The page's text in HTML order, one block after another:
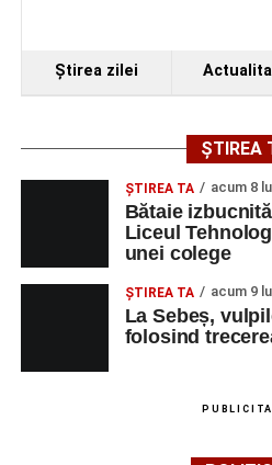
LACATUS
MECANIC
BOSFOR DONER
AJUTOR
BUCATAR
SAVINI DUE SRL
CONTROLOR
CALITATE
BELLA ARTE ADDA
COMANDA
Ştirea zilei
ȘTIREA
ŞTIREA TA acum 8
Bătaie
Liceul
unei colege
ŞTIREA TA acum 9
La Sebeș,
folosind